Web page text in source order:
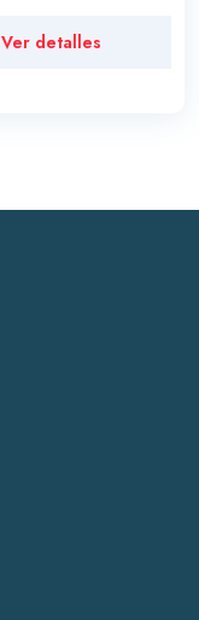
Ver detalles